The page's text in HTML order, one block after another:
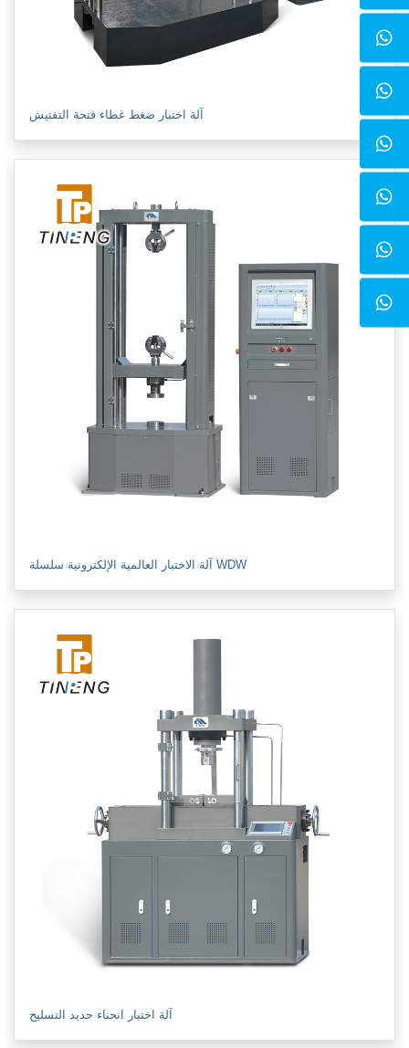
آلة اختبار ضغط غطاء فتحة التفتيش
آلة الاختبار العالمية الإلكترونية سلسلة WDW
آلة اختبار انحناء حديد التسليح